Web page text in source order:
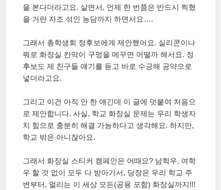
을 본다더라고요. 살면서 , 언제 한 번쯤은 반드시 찍혔
을 거란 자조 섞인 농담까지 하면서요 ….
그래서 총학생회 정후보에게 제안했어요. 실리콘이나
뭐로 화장실 칸막이 구멍을 메꾸면 어떨까 해서요. 정
후보도 제 친구들 얘기를 듣고 바로 수긍해 공약으로
넣더라고요.
그리고 이건 아직 안 한 얘긴데 이 글에 덧붙여 처음으
로 제안합니다. 사실, 학교 화장실 문제는 우리 학생자
치 힘으로 충분히 해결 가능하다고 생각해요. 하지만,
학교 밖은 아니잖아요.
그래서 화장실 스티커 캠페인은 어때요? 남학우, 여학
우 할 것 없이 모두 다 받아가서 , 당장은 우리 학교 주
변부터 , 멀리는 이 세상 모든(공용 포함) 화장실까지 !!!